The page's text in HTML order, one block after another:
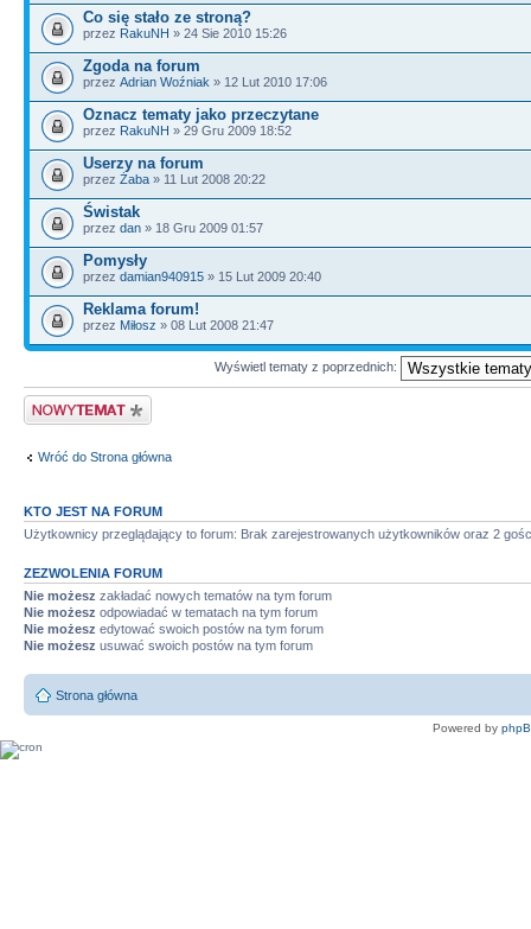
Co się stało ze stroną?
przez RakuNH » 24 Sie 2010 15:26
Zgoda na forum
przez Adrian Woźniak » 12 Lut 2010 17:06
Oznacz tematy jako przeczytane
przez RakuNH » 29 Gru 2009 18:52
Userzy na forum
przez Żaba » 11 Lut 2008 20:22
Świstak
przez dan » 18 Gru 2009 01:57
Pomysły
przez damian940915 » 15 Lut 2009 20:40
Reklama forum!
przez Miłosz » 08 Lut 2008 21:47
Wyświetl tematy z poprzednich:
Wyślij nowy temat
Wróć do Strona główna
KTO JEST NA FORUM
Użytkownicy przeglądający to forum: Brak zarejestrowanych użytkowników oraz 2
ZEZWOLENIA FORUM
Nie możesz zakładać nowych tematów na tym forum
Nie możesz odpowiadać w tematach na tym forum
Nie możesz edytować swoich postów na tym forum
Nie możesz usuwać swoich postów na tym forum
Strona główna
Powered by